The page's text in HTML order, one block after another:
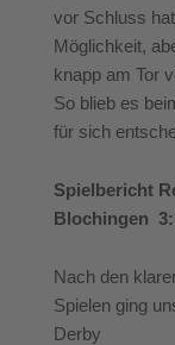
vor Schluss
Möglichkeit,
knapp am Tor
So blieb es
für sich
Spielbericht
Blochingen
Nach den
Spielen ging
Derby